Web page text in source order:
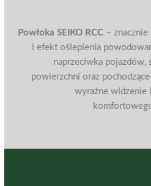
Powłoka SEIKO RCC –
i efekt oślepienia
naprzeciwka pojazdów,
powierzchni oraz
wyraźne widzenie